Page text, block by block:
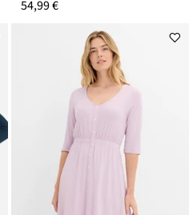
54,99 €